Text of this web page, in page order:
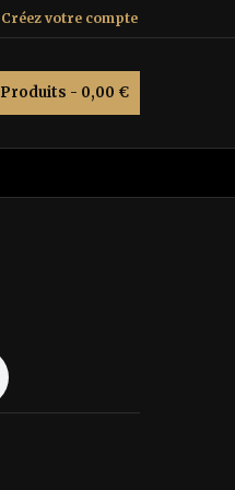
Créez votre compte
Produits - 0,00 €